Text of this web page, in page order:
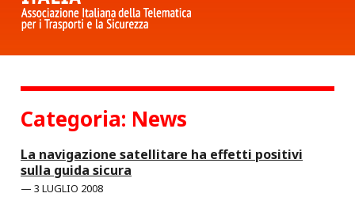
Categoria: News
La navigazione satellitare ha effetti positivi
sulla guida sicura
3 LUGLIO 2008